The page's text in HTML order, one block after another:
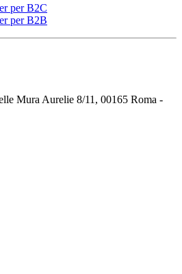
per B2C
per B2B
Mura Aurelie 8/11, 00165 Roma -